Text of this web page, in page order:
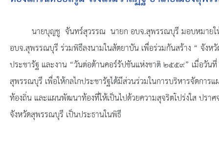
ยุทธศาสตร์การพัฒนา
ประวัตินายก
รายการ อบจ.สัมพันธ์
กิจกรรม
ข่าวประชาสัมพันธ์
นายบุญชู จันทร์สุวรรณ นายก อบจ.สุพรรณบุรี มอบหมายให้
อบจ.สุพรรณบุรี ร่วมพิธีลงนามในสัตยาบัน เพื่อร่วมกันสร้าง “ จังห
ประชารัฐ และงาน “วันต่อต้านคอร์รัปชันแห่งชาติ ๒๕๕๙” เมื่อ
สุพรรณบุรี เพื่อให้กลไกประชารัฐได้มีส่วนร่วมในการบริหารจัดก
ท้องถิ่น และแผนพัฒนาท้องที่ให้เป็นไปด้วยความสุจริตโปร่งใส ปร
จังหวัดสุพรรณบุรี เป็นประธานในพิธี